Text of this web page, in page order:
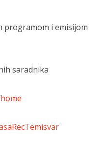
programom i emisijom
saradnika